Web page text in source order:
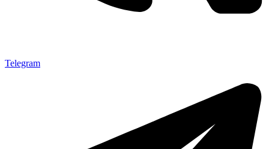
Telegram